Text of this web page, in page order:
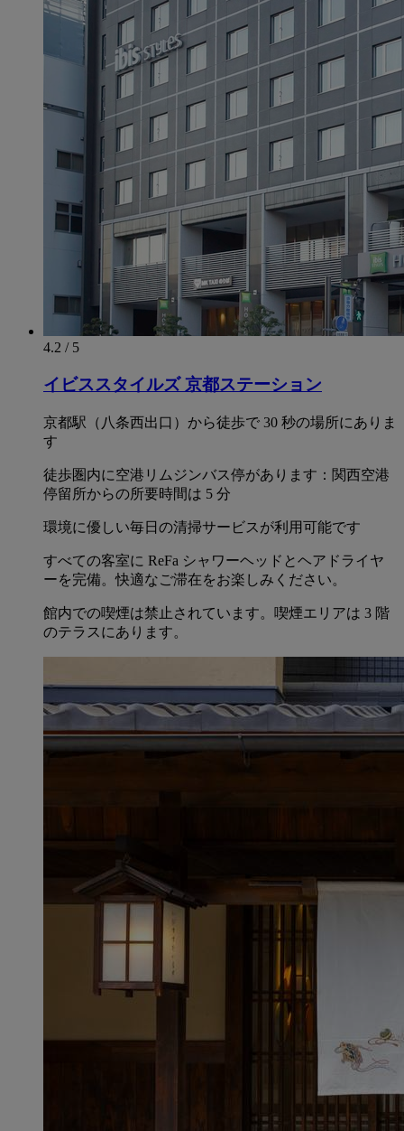
4.2 / 5
イビススタイルズ 京都ステーション
京都駅（八条西出口）から徒歩で 30 秒の場所にありま
す
徒歩圏内に空港リムジンバス停があります：関西空港
停留所からの所要時間は 5 分
環境に優しい毎日の清掃サービスが利用可能です
すべての客室に ReFa シャワーヘッドとヘアドライヤ
ーを完備。快適なご滞在をお楽しみください。
館内での喫煙は禁止されています。喫煙エリアは 3 階
のテラスにあります。